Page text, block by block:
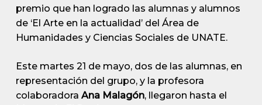
premio que han logrado las alumnas y alumnos
de ‘El Arte en la actualidad’ del Área de
Humanidades y Ciencias Sociales de UNATE.
Este martes 21 de mayo, dos de las alumnas, en
representación del grupo, y la profesora
colaboradora Ana Malagón, llegaron hasta el